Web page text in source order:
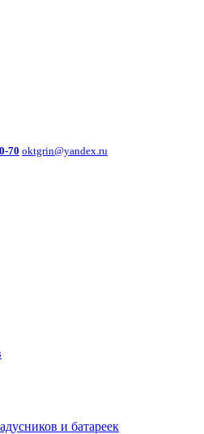
70 oktgrin@yandex.ru
и батареек